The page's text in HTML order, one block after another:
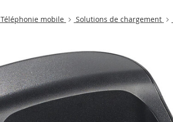
Téléphonie mobile Solutions de chargement